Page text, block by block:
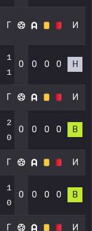
Г И
1
1
0 0 0 0 Н
Г И
2
0
0 0 0 0 В
Г И
1
0
0 0 0 0 В
Г И